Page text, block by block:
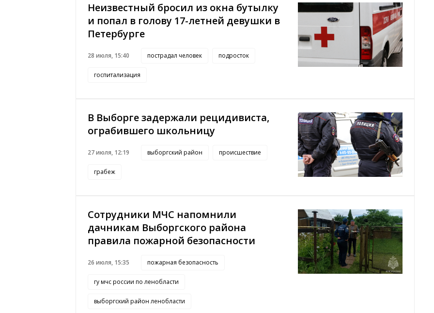
Неизвестный бросил из окна бутылку
и попал в голову 17-летней девушки в
Петербурге
28 июля, 15:40 пострадал человек подросток
госпитализация
В Выборге задержали рецидивиста,
ограбившего школьницу
27 июля, 12:19 выборгский район происшествие
грабеж
Сотрудники МЧС напомнили
дачникам Выборгского района
правила пожарной безопасности
26 июля, 15:35 пожарная безопасность
гу мчс россии по ленобласти
выборгский район ленобласти